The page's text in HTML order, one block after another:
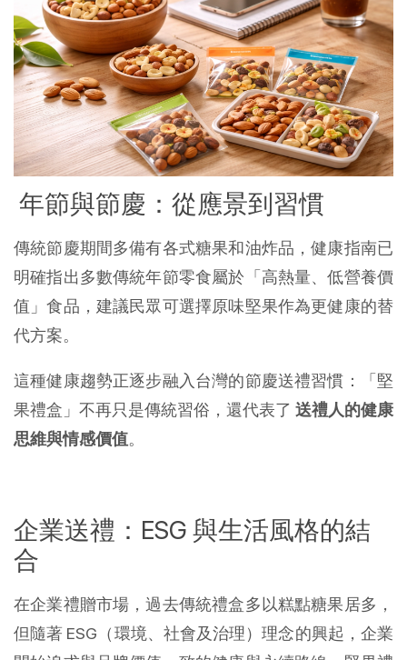
年節與節慶：從應景到習慣
傳統節慶期間多備有各式糖果和油炸品，健康指南已
明確指出多數傳統年節零食屬於「高熱量、低營養價
值」食品，建議民眾可選擇原味堅果作為更健康的替
代方案。
這種健康趨勢正逐步融入台灣的節慶送禮習慣：「堅
果禮盒」不再只是傳統習俗，還代表了 送禮人的健康
思維與情感價值。
企業送禮：ESG 與生活風格的結
合
在企業禮贈市場，過去傳統禮盒多以糕點糖果居多，
但隨著 ESG（環境、社會及治理）理念的興起，企業